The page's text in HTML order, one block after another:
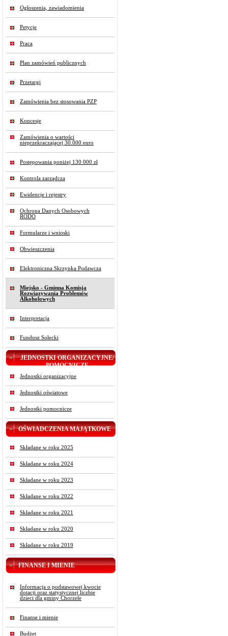
Ogłoszenia, zawiadomienia
Petycje
Praca
Plan zamówień publicznych
Przetargi
Zamówienia bez stosowania PZP
Koncesje
Zamówienia o wartości
nieprzekraczającej 30.000 euro
Postępowania poniżej 130 000 zł
Kontrola zarządcza
Ewidencje i rejestry
Ochrona Danych Osobowych
RODO
Formularze i wnioski
Obwieszczenia
Elektroniczna Skrzynka Podawcza
Miejsko - Gminna Komisja
Rozwiązywania Problemów
Alkoholowych
Interpretacja
Fundusz Sołecki
JEDNOSTKI ORGANIZACYJNE/
POMOCNICZE
Jednostki organizacyjne
Jednostki oświatowe
Jednostki pomocnicze
OŚWIADCZENIA MAJĄTKOWE
Składane w roku 2025
Składane w roku 2024
Składane w roku 2023
Składane w roku 2022
Składane w roku 2021
Składane w roku 2020
Składane w roku 2019
FINANSE I MIENIE
Informacja o podstawowej kwocie
dotacji oraz statystycznej liczbie
dzieci dla gminy Chorzele
Finanse i mienie
Budżet